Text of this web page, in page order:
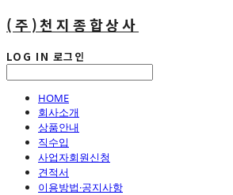
(주)천지종합상사
LOG IN 로그인
HOME
회사소개
상품안내
직수입
사업자회원신청
견적서
이용방법·공지사항